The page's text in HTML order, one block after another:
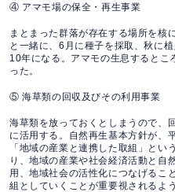
④ アマモ場の保全・再生事業
まとまった群落が存在する場所を核
と一緒に、6月に種子を採取、秋に
10年になる。アマモの生息するとこ
った。
⑤ 海草類の回収及びその利用事業
海草類を放っておくとしまうので、
に活用する。自然再生基本方針が、
「地域の産業と連携した取組」とい
り、地域の産業や社会経済活動と自
用、地域社会の活性化につなげるこ
組としていくことが重要視されるよ